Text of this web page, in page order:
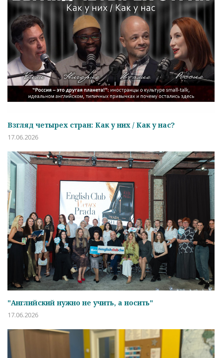
Взгляд четырех стран: Как у них / Как у нас?
17.06.2026
"Английский нужно не учить, а носить"
17.06.2026